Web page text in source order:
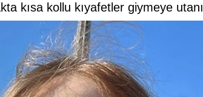
kısa kollu kıyafetler giymeye